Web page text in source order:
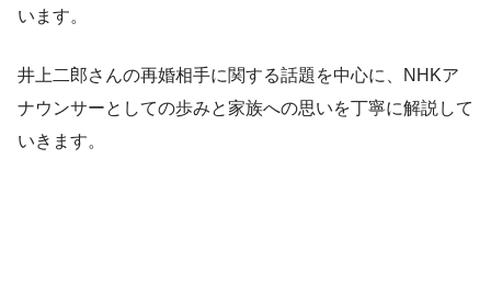
います。
井上二郎さんの再婚相手に関する話題を中心に、NHKア
ナウンサーとしての歩みと家族への思いを丁寧に解説して
いきます。